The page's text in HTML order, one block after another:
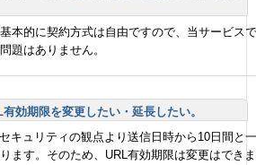
本的に契約方式は自由ですので、当サービス
題はありません。
効期限を変更したい・延長したい。
キュリティの観点より送信日時から10日間と
ます。そのため、URL有効期限は変更はでき